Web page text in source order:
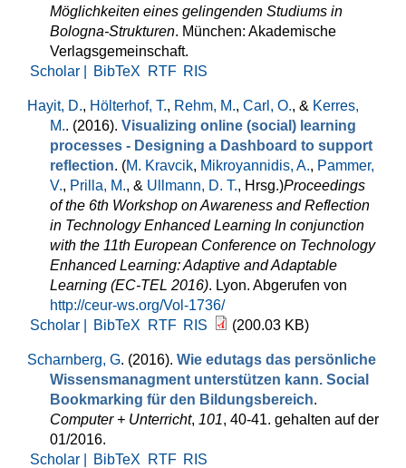
Möglichkeiten eines gelingenden Studiums in
Bologna-Strukturen. München: Akademische
Verlagsgemeinschaft.
Scholar |
BibTeX RTF RIS
Hayit, D., Hölterhof, T., Rehm, M., Carl, O., & Kerres,
M.. (2016). Visualizing online (social) learning
processes - Designing a Dashboard to support
reflection. (M. Kravcik, Mikroyannidis, A., Pammer,
V., Prilla, M., & Ullmann, D. T., Hrsg.)Proceedings
of the 6th Workshop on Awareness and Reflection
in Technology Enhanced Learning In conjunction
with the 11th European Conference on Technology
Enhanced Learning: Adaptive and Adaptable
Learning (EC-TEL 2016). Lyon. Abgerufen von
http://ceur-ws.org/Vol-1736/
Scholar |
BibTeX RTF RIS (200.03 KB)
Scharnberg, G. (2016). Wie edutags das persönliche
Wissensmanagment unterstützen kann. Social
Bookmarking für den Bildungsbereich.
Computer + Unterricht, 101, 40-41. gehalten auf der
01/2016.
Scholar |
BibTeX RTF RIS